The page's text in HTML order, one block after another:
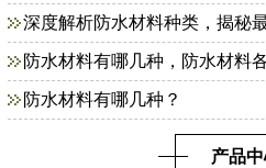
深度解析防水材料种类，揭秘
防水材料有哪几种，防水材料
防水材料有哪几种？
产品